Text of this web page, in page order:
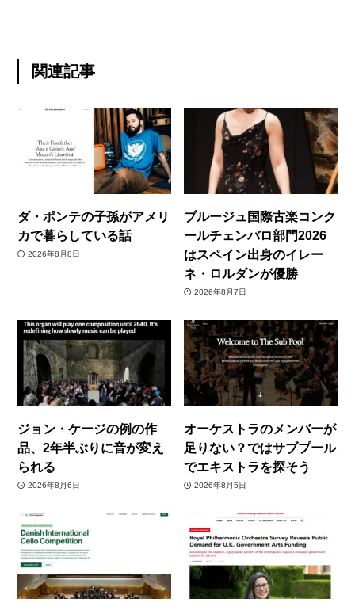
関連記事
ダ・ポンテの子孫がアメリ
カで暮らしている話
2026年8月8日
ブルージュ国際古楽コンク
ールチェンバロ部門2026
はスペイン出身のイレー
ネ・ロルダンが優勝
2026年8月7日
ジョン・ケージの例の作
品、2年半ぶりに音が変え
られる
2026年8月6日
オーケストラのメンバーが
足りない？ではサブプール
でエキストラを探そう
2026年8月5日